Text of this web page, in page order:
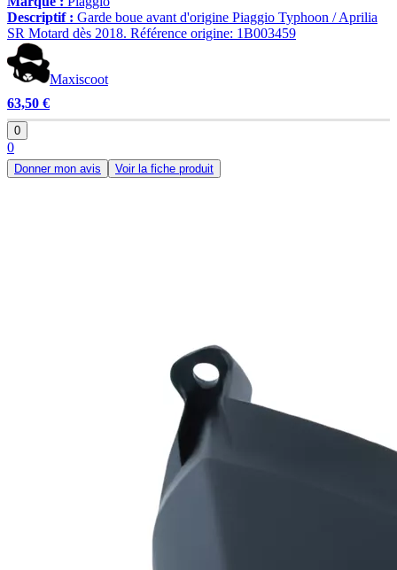
Descriptif : Garde boue avant d'origine Piaggio Typhoon / Aprilia
SR Motard dès 2018. Référence origine: 1B003459
Maxiscoot
63,50 €
0
0
Donner mon avis Voir la fiche produit